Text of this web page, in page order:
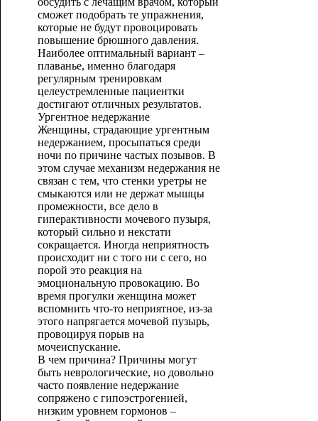
сможет подобрать те упражнения,
которые не будут провоцировать
повышение брюшного давления.
Наиболее оптимальный вариант –
плаванье, именно благодаря
регулярным тренировкам
целеустремленные пациентки
достигают отличных результатов.
Ургентное недержание
Женщины, страдающие ургентным
недержанием, просыпаться среди
ночи по причине частых позывов. В
этом случае механизм недержания не
связан с тем, что стенки уретры не
смыкаются или не держат мышцы
промежности, все дело в
гиперактивности мочевого пузыря,
который сильно и некстати
сокращается. Иногда неприятность
происходит ни с того ни с сего, но
порой это реакция на
эмоциональную провокацию. Во
время прогулки женщина может
вспомнить что-то неприятное, из-за
этого напрягается мочевой пузырь,
провоцируя порыв на
мочеиспускание.
В чем причина? Причины могут
быть неврологические, но довольно
часто появление недержание
сопряжено с гипоэстрогенией,
низким уровнем гормонов –